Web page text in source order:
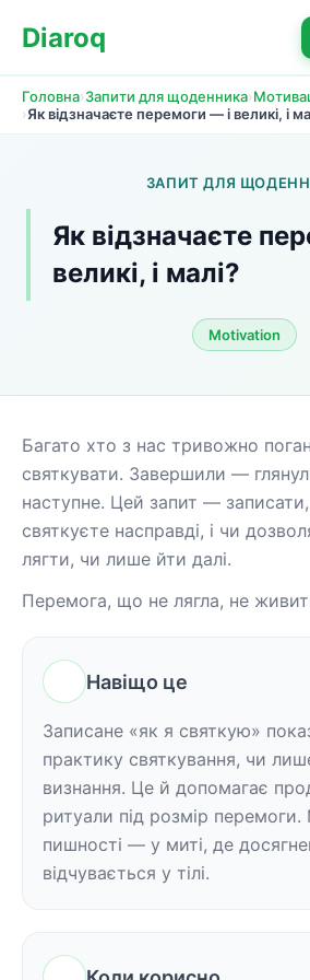
Diaroq
Головна›Запити для щоденника›
›Як відзначаєте перемоги — і великі, і
ЗАПИТ ДЛЯ
Як відзначаєте
великі, і малі?
Motivation
Багато хто з нас тривожно
святкувати. Завершили —
наступне. Цей запит —
святкуєте насправді, і чи
лягти, чи лише йти далі.
Перемога, що не лягла, не
Навіщо це
Записане «як я святкую»
практику святкування, чи
визнання. Це й допомагає
ритуали під розмір
пишності — у миті, де
відчувається у тілі.